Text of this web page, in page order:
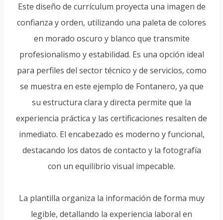
Este diseño de currículum proyecta una imagen de
confianza y orden, utilizando una paleta de colores
en morado oscuro y blanco que transmite
profesionalismo y estabilidad. Es una opción ideal
para perfiles del sector técnico y de servicios, como
se muestra en este ejemplo de Fontanero, ya que
su estructura clara y directa permite que la
experiencia práctica y las certificaciones resalten de
inmediato. El encabezado es moderno y funcional,
destacando los datos de contacto y la fotografía
con un equilibrio visual impecable.
La plantilla organiza la información de forma muy
legible, detallando la experiencia laboral en